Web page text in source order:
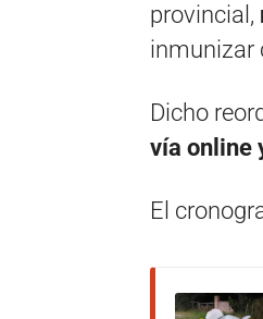
provincial,
inmunizar
Dicho
vía online
El